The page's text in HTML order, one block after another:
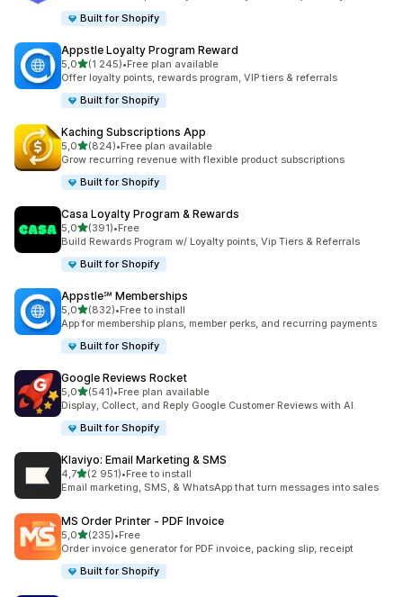
Built for Shopify
Appstle Loyalty Program Reward
5,0z 5 hvězd
(1 245)
Celkový počet recenzí: 1245
•Free plan available
Offer loyalty points, rewards program, VIP tiers & referrals
Built for Shopify
Kaching Subscriptions App
5,0z 5 hvězd
(824)
Celkový počet recenzí: 824
•Free plan available
Grow recurring revenue with flexible product subscriptions
Built for Shopify
Casa Loyalty Program & Rewards
5,0z 5 hvězd
(391)
Celkový počet recenzí: 391
•Free
Build Rewards Program w/ Loyalty points, Vip Tiers & Referrals
Built for Shopify
Appstle℠ Memberships
5,0z 5 hvězd
(832)
Celkový počet recenzí: 832
•Free to install
App for membership plans, member perks, and recurring payments
Built for Shopify
Google Reviews Rocket
5,0z 5 hvězd
(541)
Celkový počet recenzí: 541
•Free plan available
Display, Collect, and Reply Google Customer Reviews with AI.
Built for Shopify
Klaviyo: Email Marketing & SMS
4,7z 5 hvězd
(2 951)
Celkový počet recenzí: 2951
•Free to install
Email marketing, SMS, & WhatsApp that turn messages into sales
MS Order Printer ‑ PDF Invoice
5,0z 5 hvězd
(235)
Celkový počet recenzí: 235
•Free
Order invoice generator for PDF invoice, packing slip, receipt
Built for Shopify